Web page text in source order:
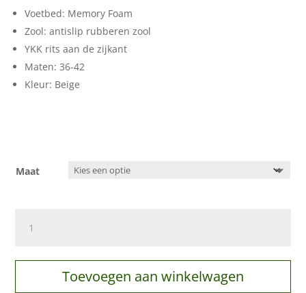
Voetbed: Memory Foam
Zool: antislip rubberen zool
YKK rits aan de zijkant
Maten: 36-42
Kleur: Beige
Maat
laarzen
aantal
Toevoegen aan winkelwagen